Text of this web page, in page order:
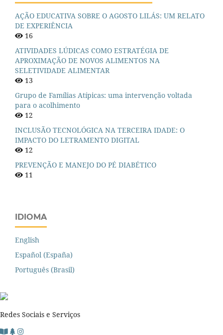
AÇÃO EDUCATIVA SOBRE O AGOSTO LILÁS: UM RELATO
DE EXPERIÊNCIA
16
ATIVIDADES LÚDICAS COMO ESTRATÉGIA DE
APROXIMAÇÃO DE NOVOS ALIMENTOS NA
SELETIVIDADE ALIMENTAR
13
Grupo de Famílias Atípicas: uma intervenção voltada
para o acolhimento
12
INCLUSÃO TECNOLÓGICA NA TERCEIRA IDADE: O
IMPACTO DO LETRAMENTO DIGITAL
12
PREVENÇÃO E MANEJO DO PÉ DIABÉTICO
11
IDIOMA
English
Español (España)
Português (Brasil)
Redes Sociais e Serviços